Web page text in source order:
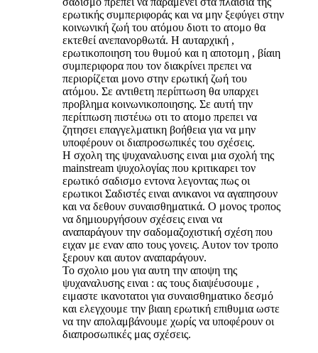
ερωτικής συμπεριφοράς και να μην ξεφύγει στην
κοινωνική ζωή του ατόμου διοτι το ατομο θα
εκτεθεί ανεπανορθωτά. Η αυταρχική ,
ερωτικοποιηση του θυμού και η αποτομη , βίαιη
συμπεριφορα που τον διακρίνει πρεπει να
περιορίζεται μονο στην ερωτική ζωή του
ατόμου. Σε αντιθετη περίπτωση θα υπαρχει
προβλημα κοινωνικοποιησης. Σε αυτή την
περίτπωση πιστέυω οτι το ατομο πρεπει να
ζητησει επαγγελματικη βοήθεια για να μην
υποφέρουν οι διαπροσωπικές του σχέσεις.
Η σχολη της ψυχαναλυσης ειναι μια σχολή της
mainstream ψυχολογίας που κριτικαρει τον
ερωτικό σαδισμο εντονα λεγοντας πως οι
ερωτικοι Σαδιστές ειναι ανικανοι να αγαπησουν
και να δεθουν συναισθηματικά. Ο μονος τροπος
να δημιουργήσουν σχέσεις ειναι να
αναπαράγουν την σαδομαζοχιστική σχέση που
ειχαν με εναν απο τους γονεις. Αυτον τον τροπο
ξερουν και αυτον αναπαράγουν.
Το σχολιο μου για αυτη την αποψη της
ψυχαναλυσης ειναι : ας τους διαψέυσουμε ,
ειμαστε ικανοτατοι για συναισθηματικο δεσμό
και ελεγχουμε την βιαιη ερωτική επιθυμια ωστε
να την απολαμβάνουμε χωρίς να υποφέρουν οι
διαπροσωπικές μας σχέσεις.